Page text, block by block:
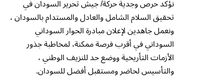
نؤكد حرص وجدية حركة/ جيش تحرير السودان في
تحقيق السلام الشامل والعادل والمستدام بالسودان ،
ونعمل جاهدين لإعلان مبادرة الحوار السوداني
السوداني في أقرب فرصة ممكنة، لمخاطبة جذور
الأزمات التأريخية ووضع حد للنزيف الوطني ،
والتأسيس لحاضر ومستقبل أفضل للسودان.